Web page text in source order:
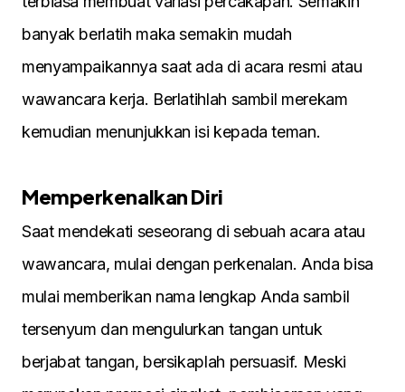
banyak berlatih maka semakin mudah
menyampaikannya saat ada di acara resmi atau
wawancara kerja. Berlatihlah sambil merekam
kemudian menunjukkan isi kepada teman.
Memperkenalkan Diri
Saat mendekati seseorang di sebuah acara atau
wawancara, mulai dengan perkenalan. Anda bisa
mulai memberikan nama lengkap Anda sambil
tersenyum dan mengulurkan tangan untuk
berjabat tangan, bersikaplah persuasif. Meski